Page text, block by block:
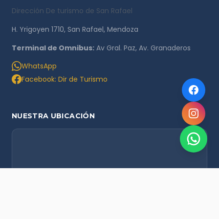
Dirección De turismo de San Rafael
H. Yrigoyen 1710, San Rafael, Mendoza
Terminal de Omnibus: Av Gral. Paz, Av. Granaderos
WhatsApp
Facebook: Dir de Turismo
NUESTRA UBICACIÓN